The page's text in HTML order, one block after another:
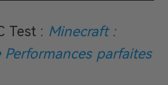
Test : Minecraft :
parfaites